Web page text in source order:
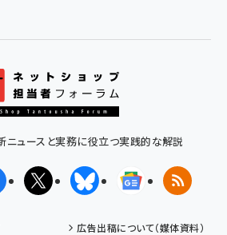
ニュースと実務に役立つ実践的な解説
FacebookX(エックス)BlueskyGoogleニュ
RSS
広告出稿について（媒体資料）